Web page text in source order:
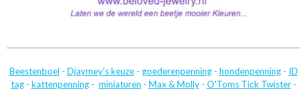
Beestenboel - Djaymey's keuze- goederenpenning- hondenpenning- ID
tag- kattenpenning- miniaturen - Max & Molly- O'Toms Tick Twister-